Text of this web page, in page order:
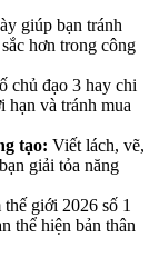
giúp bạn tránh
hơn trong công
chủ đạo 3 hay chi
hạn và tránh mua
tạo: Viết lách, vẽ,
giải tỏa năng
thế giới 2026 số 1
thể hiện bản thân